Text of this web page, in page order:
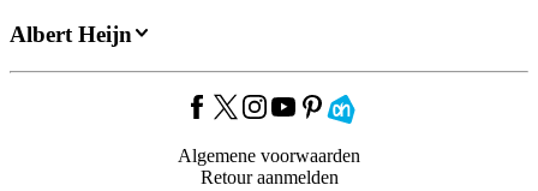
Albert Heijn
Algemene voorwaarden
Retour aanmelden